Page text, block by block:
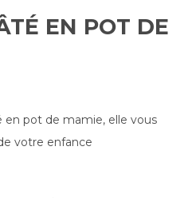
EN POT DE
en pot de mamie, elle vous
votre enfance